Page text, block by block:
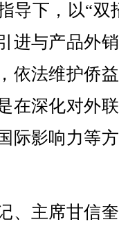
导下，以“双
进与产品外
依法维护侨
在深化对外
际影响力等
主席甘信